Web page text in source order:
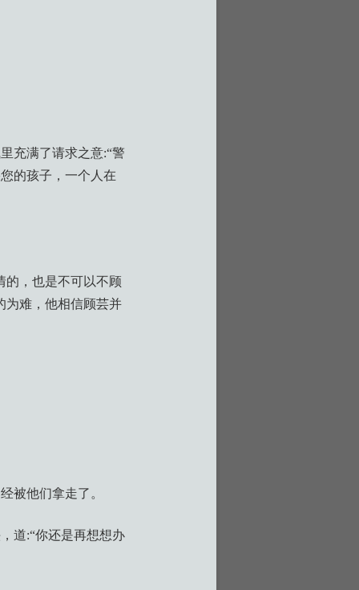
充满了请求之意:“警
的孩子，一个人在
的，也是不可以不顾
为难，他相信顾芸并
被他们拿走了。
道:“你还是再想想办